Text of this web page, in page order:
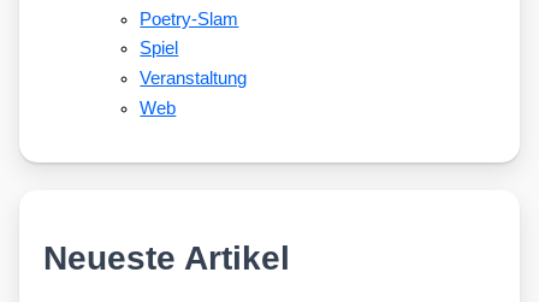
Poetry-Slam
Spiel
Veranstaltung
Web
Neueste Artikel